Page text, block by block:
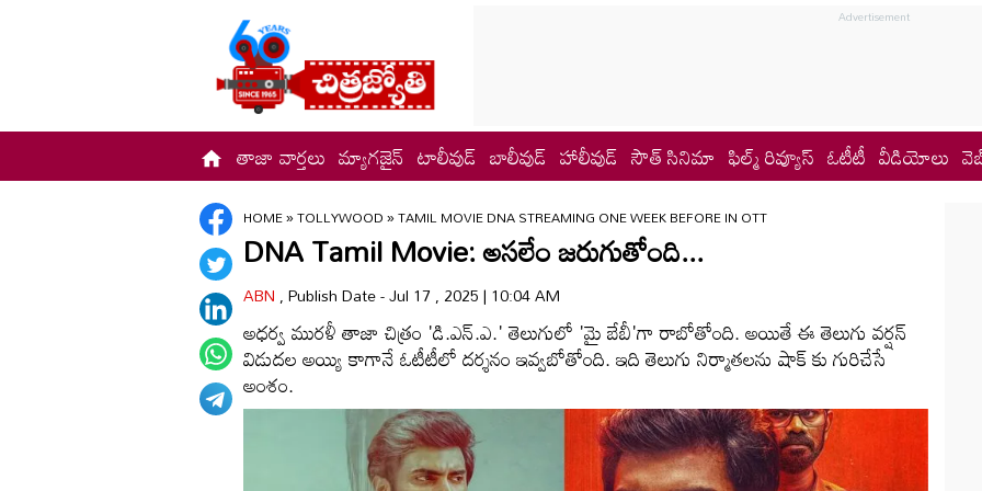
తాజా వార్తలు మ్యాగజైన్ టాలీవుడ్ బాలీవుడ్ హాలీవుడ్ సౌత్ సినిమా ఫిల్మ్ రివ్యూస్ ఓటీటీ వీడియోలు
HOME»TOLLYWOOD»TAMIL MOVIE DNA STREAMING ONE WEEK BEFORE IN OTT
DNA Tamil Movie: అసలేం జరుగుతోంది...
ABN, Publish Date - Jul 17 , 2025 | 10:04 AM
అధర్వ మురళీ తాజా చిత్రం 'డి.ఎన్.ఎ.' తెలుగులో 'మై బేబీ'గా రాబోతోంది. అయితే ఈ తెలుగు వర్షన్
విడుదల అయ్యి కాగానే ఓటీటీలో దర్శనం ఇవ్వబోతోంది. ఇది తెలుగు నిర్మాతలను షాక్ కు గురిచేసే
అంశం.